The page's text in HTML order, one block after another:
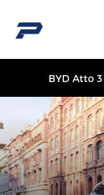
BYD Atto 3